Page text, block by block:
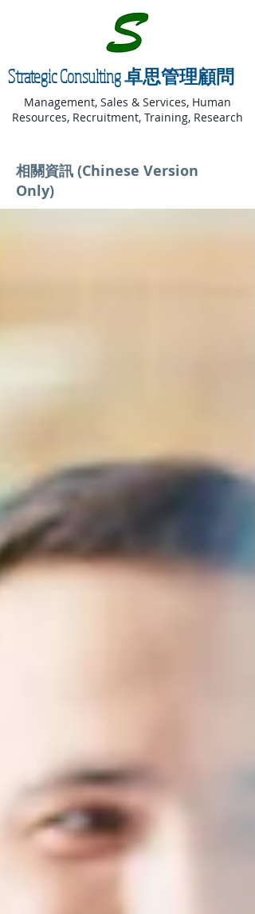
Strategic Consulting 卓思管理顧問
Management, Sales & Services, Human
Resources, Recruitment, Training, Research
相關資訊 (Chinese Version
Only)